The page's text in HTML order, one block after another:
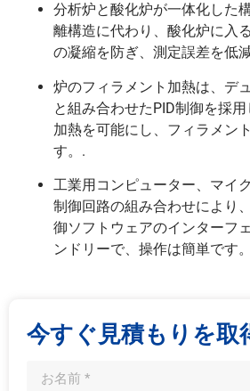
分析炉と酸化炉が一体化した
離構造に代わり、酸化炉に入
の凝縮を防ぎ、測定誤差を低
炉のフィラメント加熱は、デ
と組み合わせたPID制御を採
加熱を可能にし、フィラメン
す。.
工業用コンピューター、マイ
制御回路の組み合わせにより
御ソフトウェアのインターフ
ンドリーで、操作は簡単です
今すぐ見積もりを取